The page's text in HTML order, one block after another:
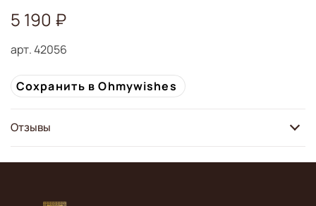
арт.42056
5 190 ₽
Сохранить в Ohmywishes
Отзывы